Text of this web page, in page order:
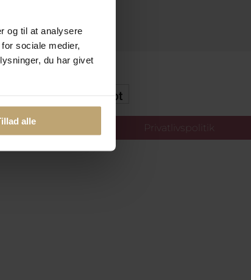
og til at analysere
sociale medier,
du har givet
alle
Tryg E-Handel
Privatlivspolitik